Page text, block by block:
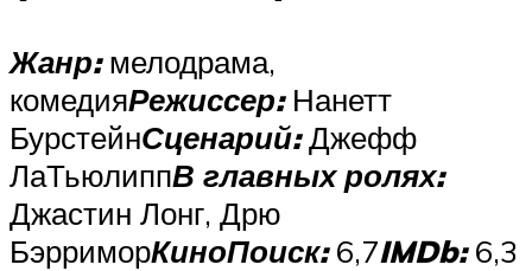
Жанр:мелодрама,
комедияРежиссер:Нанетт
БурстейнСценарий:Джефф
ЛаТьюлиппВ главных ролях:
Джастин Лонг, Дрю
БэрриморКиноПоиск:6,7IMDb:6,3